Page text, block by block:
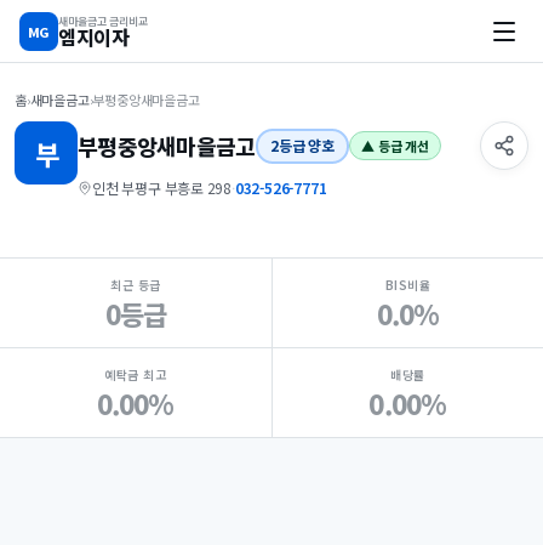
MG
새마을금고 금리비교
엠지이자
홈›새마을금고›부평중앙새마을금고
부 부평중앙새마을금고 2등급 양호 ▲ 등급 개선
인천 부평구 부흥로 298·032-526-7771
지점 핵심 지표 요약
최근 등급
0등급
BIS비율
0.0%
예탁금 최고
0.00%
배당률
0.00%